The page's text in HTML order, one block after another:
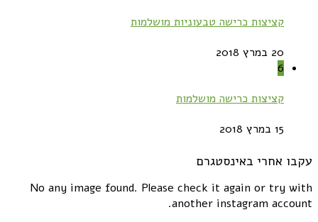
קציצות כרישה טבעוניות מושלמות
20 במרץ 2018
6
קציצות כרישה מושלמות
15 במרץ 2018
עקבו אחרי באינסטגרם
No any image found. Please check it again or try with
another instagram account.